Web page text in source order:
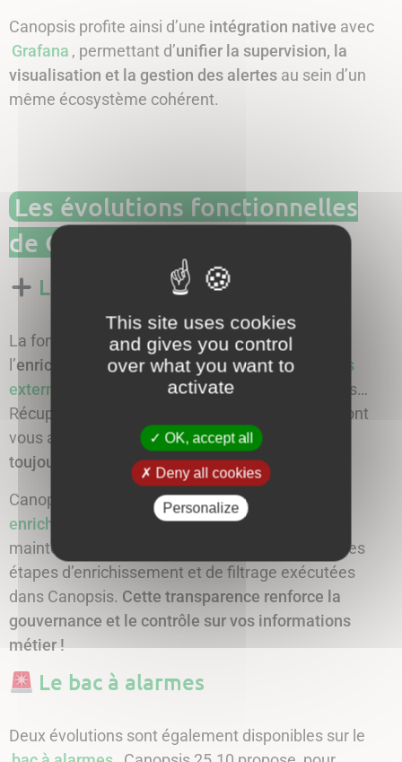
Canopsis profite ainsi d’une intégration native avec
Grafana , permettant d’unifier la supervision, la
visualisation et la gestion des alertes au sein d’un
même écosystème cohérent.
Les évolutions fonctionnelles
de Canopsis 25.10
Les enrichissements
La fonctionnalité franchit un nouveau pas avec
l’enrichissement par l’intermédiaire dedonnées
externes
. Référentiels, CMDB, systèmes métiers…
Récupérez facilement toutes les informations dont
vous avez besoin pour desalarmes et entités
toujours bien renseignées !
Canopsis 25.10 introduit aussi latraçabilité des
enrichissements
. Chaque alarme dispose
maintenant d’un historique relatant les différentes
étapes d’enrichissement et de filtrage exécutées
dans Canopsis. Cette transparence renforce la
gouvernance et le contrôle sur vos informations
métier !
Le bac à alarmes
Deux évolutions sont également disponibles sur le
This site uses cookies
and gives you control
over what you want to
activate
OK, accept all
Deny all cookies
Personalize